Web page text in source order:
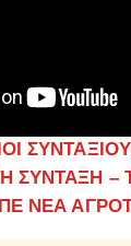
ΣΥΝΤΑΞΗ –
ΝΕΑ